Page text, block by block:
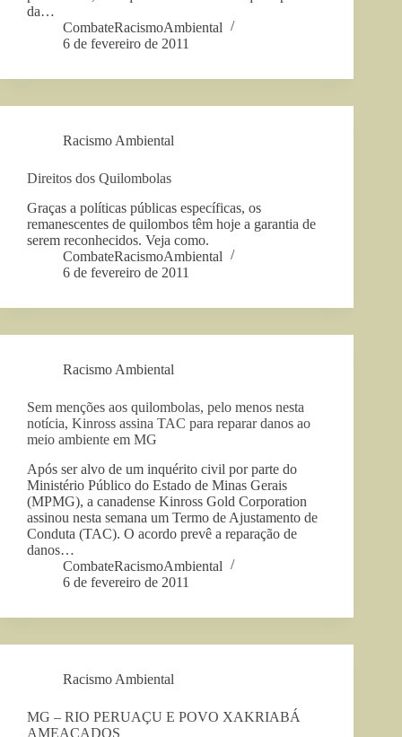
da…
CombateRacismoAmbiental
6 de fevereiro de 2011
Racismo Ambiental
Direitos dos Quilombolas
Graças a políticas públicas específicas, os
remanescentes de quilombos têm hoje a garantia de
serem reconhecidos. Veja como.
CombateRacismoAmbiental
6 de fevereiro de 2011
Racismo Ambiental
Sem menções aos quilombolas, pelo menos nesta
notícia, Kinross assina TAC para reparar danos ao
meio ambiente em MG
Após ser alvo de um inquérito civil por parte do
Ministério Público do Estado de Minas Gerais
(MPMG), a canadense Kinross Gold Corporation
assinou nesta semana um Termo de Ajustamento de
Conduta (TAC). O acordo prevê a reparação de
danos…
CombateRacismoAmbiental
6 de fevereiro de 2011
Racismo Ambiental
MG – RIO PERUAÇU E POVO XAKRIABÁ
AMEAÇADOS